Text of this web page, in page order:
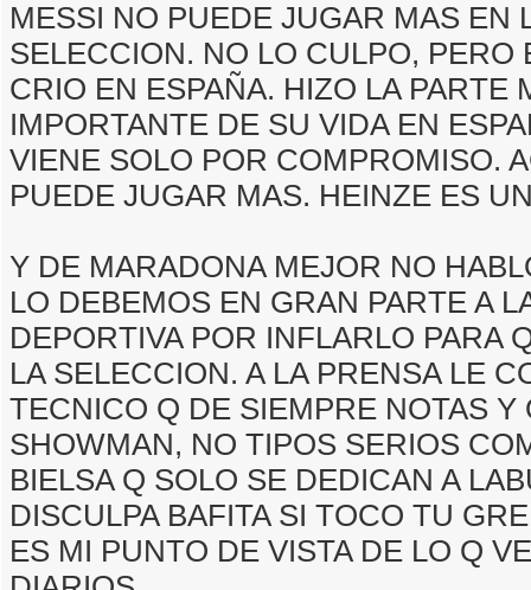
MESSI NO PUEDE JUGAR MAS EN
SELECCION. NO LO CULPO, PERO
CRIO EN ESPAÑA. HIZO LA PARTE
IMPORTANTE DE SU VIDA EN
VIENE SOLO POR COMPROMISO.
PUEDE JUGAR MAS. HEINZE ES
Y DE MARADONA MEJOR NO
LO DEBEMOS EN GRAN PARTE A
DEPORTIVA POR INFLARLO PARA
LA SELECCION. A LA PRENSA LE
TECNICO Q DE SIEMPRE NOTAS Y
SHOWMAN, NO TIPOS SERIOS
BIELSA Q SOLO SE DEDICAN A
DISCULPA BAFITA SI TOCO TU
ES MI PUNTO DE VISTA DE LO Q